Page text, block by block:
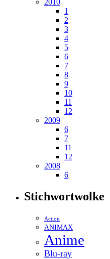
2010
1
2
3
4
5
6
7
8
9
10
11
12
2009
6
7
11
12
2008
6
Stichwortwolke
Action
ANIMAX
Anime
Blu-ray